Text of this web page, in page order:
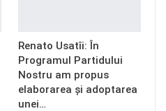
Renato Usatîi: În
Programul Partidului
Nostru am propus
elaborarea și adoptarea
unei…